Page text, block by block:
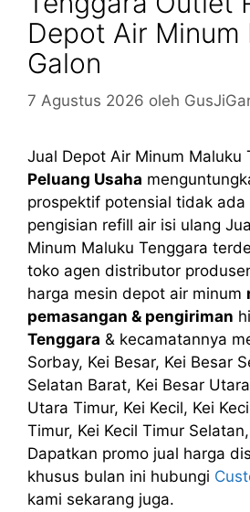
Depot Air Minum
Galon
7 Agustus 2026 oleh
Jual Depot Air Minum Maluku
Peluang Usaha
prospektif potensial tidak
pengisian refill air isi ulang
Minum Maluku Tenggara
toko agen distributor
harga mesin depot air minum
pemasangan & pengiriman
Tenggara & kecamatannya
Sorbay, Kei Besar, Kei Besar
Selatan Barat, Kei Besar
Utara Timur, Kei Kecil, Kei
Timur, Kei Kecil Timur
Dapatkan promo jual harga
khusus bulan ini hubungi
kami sekarang juga.